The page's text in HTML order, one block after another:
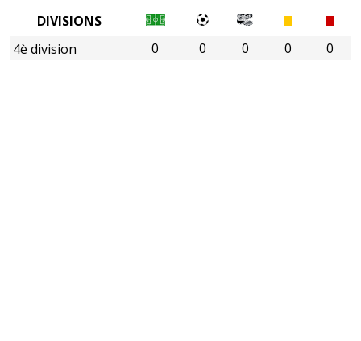
0 0 0 0 0
DIVISIONS
4è division